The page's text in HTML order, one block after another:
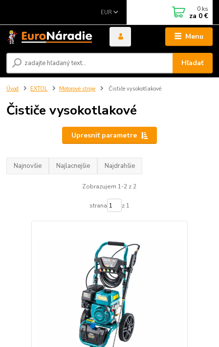
Menu
EUR
Hľadať
0 ks
za 0 €
Úvod EXTOL Motorové stroje Čističe vysokotlakové
Čističe vysokotlakové
Upresniť parametre
Najnovšie Najlacnejšie Najdrahšie
Zobrazujem 1-2 z 2
strana z 1